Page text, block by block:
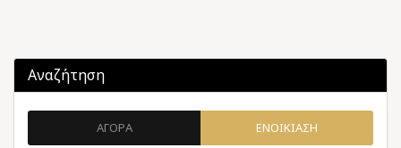
Αναζήτηση
ΑΓΟΡΑ ΕΝΟΙΚΙΑΣΗ